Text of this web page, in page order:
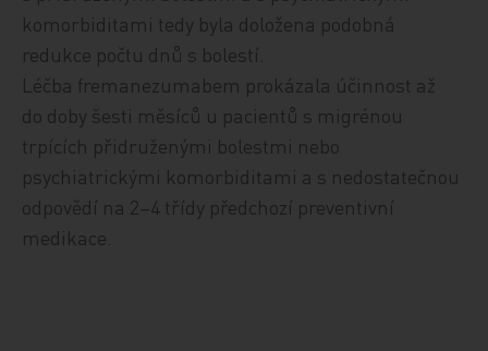
komorbiditami tedy byla doložena podobná
redukce počtu dnů s bolestí.
Léčba fremanezumabem prokázala účinnost až
do doby šesti měsíců u pacientů s migrénou
trpících přidruženými bolestmi nebo
psychiatrickými komorbiditami a s nedostatečnou
odpovědí na 2–4 třídy předchozí preventivní
medikace.